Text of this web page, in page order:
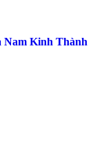
Nam Kinh Thành